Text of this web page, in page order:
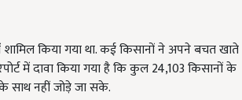
किया गया था. कई किसानों ने अपने बचत खाते
में दावा किया गया है कि कुल 24,103 किसानों के
साथ नहीं जोड़े जा सके.